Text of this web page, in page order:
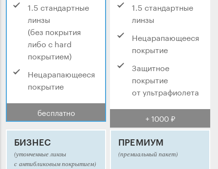
1.5 стандартные
линзы
(без покрытия
либо с hard
покрытием)
Нецарапающееся
покрытие
бесплатно
1.5 стандартные
линзы
Нецарапающееся
покрытие
Защитное
покрытие
от ультрафиолета
+ 1000 ₽
БИЗНЕС
(утонченные линзы
с антибликовым покрытием)
ПРЕМИУМ
(премиальный пакет)